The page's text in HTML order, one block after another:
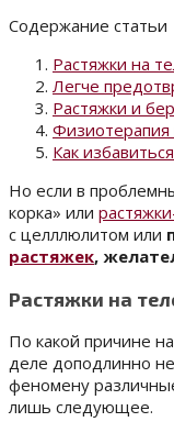
Содержание статьи
Растяжки на
Легче
Растяжки и
Как
Но если в
корка» или
с целллюлитом или
растяжек,
Растяжки на
По какой причине
деле доподлинно
феномену
лишь следующее.